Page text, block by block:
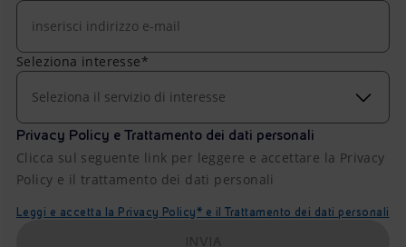
Seleziona interesse*
Seleziona il servizio di interesse
Privacy Policy e Trattamento dei dati personali
Clicca sul seguente link per leggere e accettare la Privacy
Policy e il trattamento dei dati personali
Leggi e accetta la Privacy Policy* e il Trattamento dei dati personali